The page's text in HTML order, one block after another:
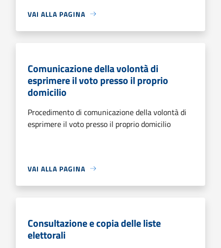
VAI ALLA PAGINA
Comunicazione della volontà di
esprimere il voto presso il proprio
domicilio
Procedimento di comunicazione della volontà di
esprimere il voto presso il proprio domicilio
VAI ALLA PAGINA
Consultazione e copia delle liste
elettorali